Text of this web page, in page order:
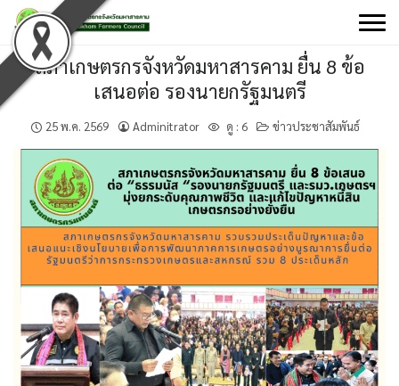
Skip
to
contentสภาเกษตรกรจังหวัดมหาสารคาม ยื่น 8 ข้อ
เสนอต่อ รองนายกรัฐมนตรี
25 พ.ค. 2569 Adminitrator ดู : 6 ข่าวประชาสัมพันธ์